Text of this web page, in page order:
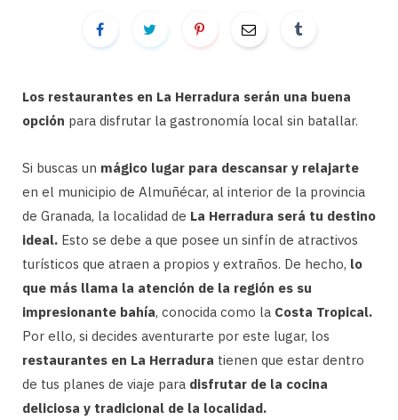
Los restaurantes en La Herradura serán una buena
opción para disfrutar la gastronomía local sin batallar.
Si buscas un mágico lugar para descansar y relajarte
en el municipio de Almuñécar, al interior de la provincia
de Granada, la localidad de La Herradura será tu destino
ideal. Esto se debe a que posee un sinfín de atractivos
turísticos que atraen a propios y extraños. De hecho, lo
que más llama la atención de la región es su
impresionante bahía, conocida como la Costa Tropical.
Por ello, si decides aventurarte por este lugar, los
restaurantes en La Herradura tienen que estar dentro
de tus planes de viaje para disfrutar de la cocina
deliciosa y tradicional de la localidad.